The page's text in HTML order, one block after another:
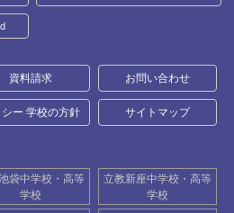
資料請求 お問い合わせ
ー 学校の方針 サイトマップ
袋中学校・高等
学校
立教新座中学校・高等
学校